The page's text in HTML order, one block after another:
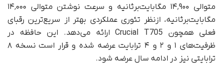
متوالی ۱۴٬۹۰۰ مگابایت‌بر‌ثانیه و سرعت نوشتن متوالی ۱۴٬۰۰۰
مگابایت‌بر‌ثانیه، ازنظر تئوری عملکردی بهتر از سریع‌ترین رقبای
فعلی همچون Crucial T705 ارائه می‌دهد. این حافظه در
ظرفیت‌های ۱ و ۲ و ۴ ترابایت عرضه شده و قرار است نسخه ۸
ترابایتی نیز در ادامه سال عرضه شود.